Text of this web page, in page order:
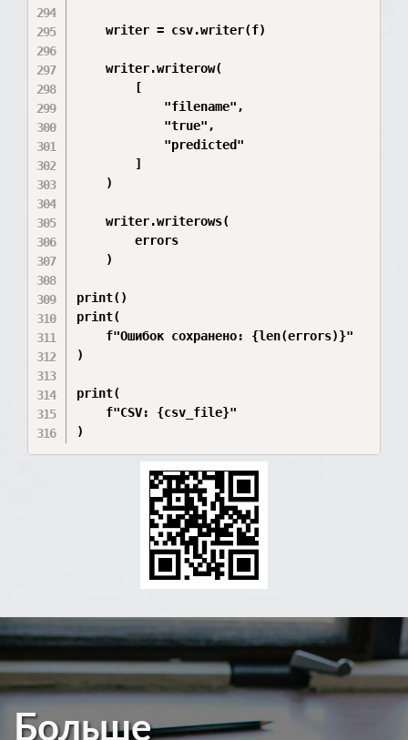
    writer = csv.writer(f)
    writer.writerow(
        [
            "filename",
            "true",
            "predicted"
        ]
    )
    writer.writerows(
        errors
    )
print()
print(
    f"Ошибок сохранено: {len(errors)}"
)
print(
    f"CSV: {csv_file}"
)
Больше